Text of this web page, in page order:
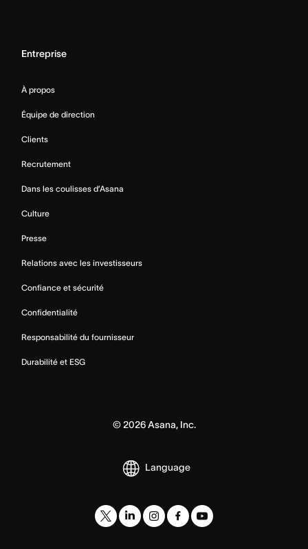
Entreprise
À propos
Équipe de direction
Clients
Recrutement
Dans les coulisses d’Asana
Culture
Presse
Relations avec les investisseurs
Confiance et sécurité
Confidentialité
Responsabilité du fournisseur
Durabilité et ESG
© 2026Asana, Inc.
Language